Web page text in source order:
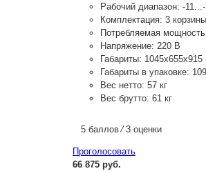
Рабочий диапазон: -
Комплектация: 3 корзины
Потребляемая
Напряжение: 220 В
Габариты:
Габариты в упаковке:
Вес нетто: 57 кг
Вес брутто: 61 кг
5 баллов ⁄ 3 оценки
Проголосовать
66 875 руб.